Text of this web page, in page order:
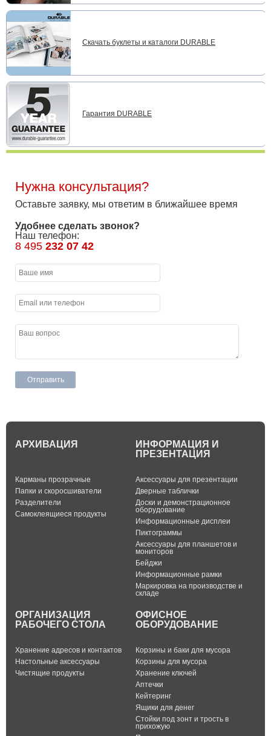
Скачать буклеты и каталоги DURABLE
Гарантия DURABLE
Нужна консультация?
Оставьте заявку, мы ответим в ближайшее время
Удобнее сделать звонок?
Наш телефон:
8 495 232 07 42
АРХИВАЦИЯ
Карманы прозрачные
Папки и скоросшиватели
Разделители
Самоклеящиеся продукты
ИНФОРМАЦИЯ И
ПРЕЗЕНТАЦИЯ
Аксессуары для презентации
Дверные таблички
Доски и демонстрационное
оборудование
Информационные дисплеи
Пиктограммы
Аксессуары для планшетов и
мониторов
Бейджи
Информационные рамки
Маркировка на производстве и
складе
ОРГАНИЗАЦИЯ
РАБОЧЕГО СТОЛА
Хранение адресов и контактов
Настольные аксессуары
Чистящие продукты
ОФИСНОЕ
ОБОРУДОВАНИЕ
Корзины и баки для мусора
Корзины для мусора
Хранение ключей
Аптечки
Кейтеринг
Ящики для денег
Стойки под зонт и трость в
прихожую